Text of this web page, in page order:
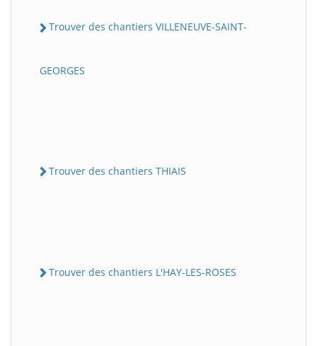
Trouver des chantiers VILLENEUVE-SAINT-
GEORGES
Trouver des chantiers THIAIS
Trouver des chantiers L'HAY-LES-ROSES